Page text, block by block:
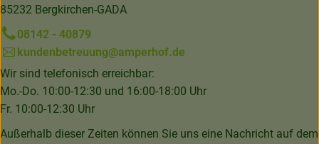
85232 Bergkirchen-GADA
08142 - 40879
kundenbetreuung@amperhof.de
Wir sind telefonisch erreichbar:
Mo.-Do. 10:00-12:30 und 16:00-18:00 Uhr
Fr. 10:00-12:30 Uhr
Außerhalb dieser Zeiten können Sie uns eine Nachricht auf dem